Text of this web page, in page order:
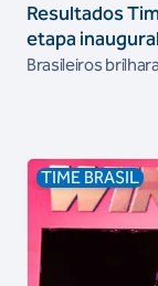
Resultados
etapa
Brasileiros
TIME BRASIL